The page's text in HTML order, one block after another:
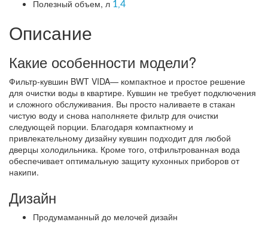
Полезный объем, л 1,4
Описание
Какие особенности модели?
Фильтр-кувшин BWT VIDA— компактное и простое решение
для очистки воды в квартире. Кувшин не требует подключения
и сложного обслуживания. Вы просто наливаете в стакан
чистую воду и снова наполняете фильтр для очистки
следующей порции. Благодаря компактному и
привлекательному дизайну кувшин подходит для любой
дверцы холодильника. Кроме того, отфильтрованная вода
обеспечивает оптимальную защиту кухонных приборов от
накипи.
Дизайн
Продумаманный до мелочей дизайн